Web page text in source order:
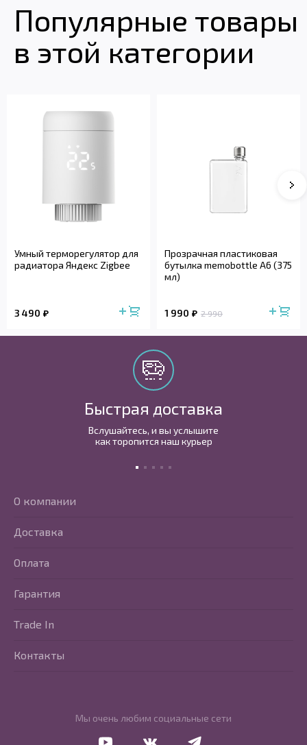
Популярные товары
в этой категории
Умный терморегулятор для
радиатора Яндекс Zigbee
3 490
Прозрачная пластиковая
бутылка memobottle A6 (375
мл)
1 990 2 990
Быстрая доставка
Вслушайтесь, и вы услышите
как торопится наш курьер
Мы очень любим социальные сети
О компании
Доставка
Оплата
Гарантия
Trade In
Контакты